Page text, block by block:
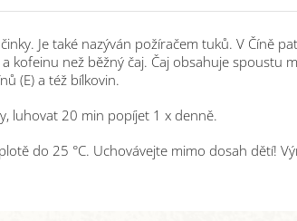
Je také nazýván požíračem tuků. V Číně
kofeinu než běžný čaj. Čaj obsahuje spoustu
(E) a též bílkovin.
luhovat 20 min popíjet 1 x denně.
do 25 °C. Uchovávejte mimo dosah dětí!